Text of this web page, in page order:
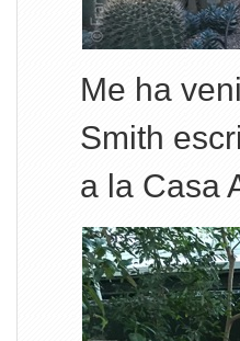
Me ha
Smith
a la Casa